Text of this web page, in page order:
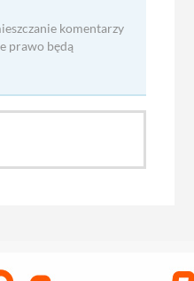
komentarzy
prawo będą